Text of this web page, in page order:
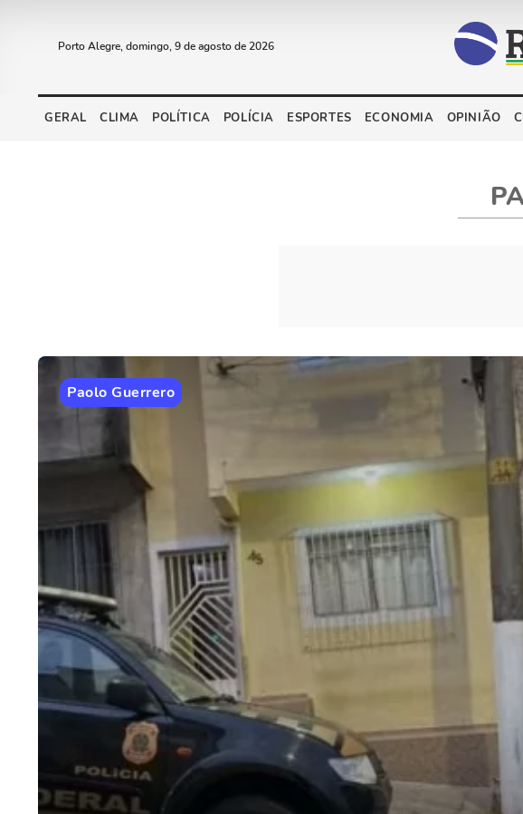
Porto Alegre, domingo, 9 de agosto de 2026
GERAL CLIMA POLÍTICA POLÍCIA ESPORTES ECONOMIA OPINIÃO
Paolo Guerrero